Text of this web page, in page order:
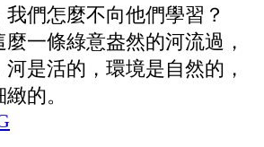
們怎麼不向他們學習？
一條綠意盎然的河流過，
是活的，環境是自然的，
的。